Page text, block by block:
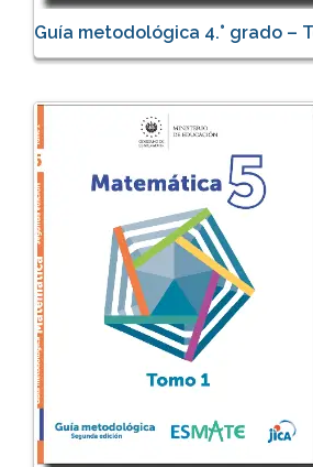
Guía metodológica 4.° grado –